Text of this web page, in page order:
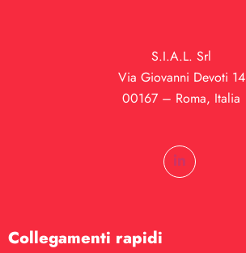
S.I.A.L. Srl
Via Giovanni Devoti 14
00167 – Roma, Italia
Collegamenti rapidi